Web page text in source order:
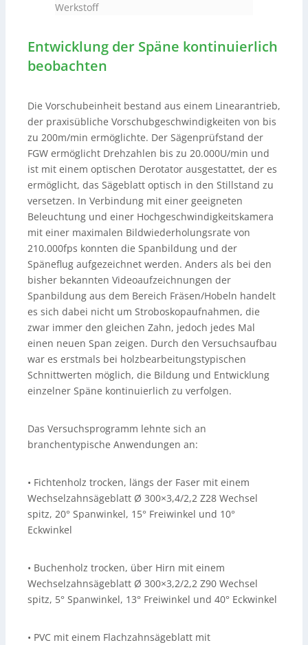
Werkstoff
Entwicklung der Späne kontinuierlich
beobachten
Die Vorschubeinheit bestand aus einem Linearantrieb,
der praxisübliche Vorschubgeschwindigkeiten von bis
zu 200m/min ermöglichte. Der Sägenprüfstand der
FGW ermöglicht Drehzahlen bis zu 20.000U/min und
ist mit einem optischen Derotator ausgestattet, der es
ermöglicht, das Sägeblatt optisch in den Stillstand zu
versetzen. In Verbindung mit einer geeigneten
Beleuchtung und einer Hochgeschwindigkeitskamera
mit einer maximalen Bildwiederholungsrate von
210.000fps konnten die Spanbildung und der
Späneflug aufgezeichnet werden. Anders als bei den
bisher bekannten Videoaufzeichnungen der
Spanbildung aus dem Bereich Fräsen/Hobeln handelt
es sich dabei nicht um Stroboskopaufnahmen, die
zwar immer den gleichen Zahn, jedoch jedes Mal
einen neuen Span zeigen. Durch den Versuchsaufbau
war es erstmals bei holzbearbeitungstypischen
Schnittwerten möglich, die Bildung und Entwicklung
einzelner Späne kontinuierlich zu verfolgen.
Das Versuchsprogramm lehnte sich an
branchentypische Anwendungen an:
• Fichtenholz trocken, längs der Faser mit einem
Wechselzahnsägeblatt Ø 300×3,4/2,2 Z28 Wechsel
spitz, 20° Spanwinkel, 15° Freiwinkel und 10°
Eckwinkel
• Buchenholz trocken, über Hirn mit einem
Wechselzahnsägeblatt Ø 300×3,2/2,2 Z90 Wechsel
spitz, 5° Spanwinkel, 13° Freiwinkel und 40° Eckwinkel
• PVC mit einem Flachzahnsägeblatt mit